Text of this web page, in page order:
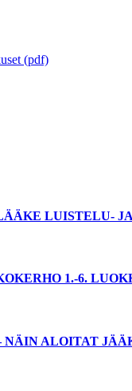
(pdf)
LUISTELU-
1.-6.
ALOITAT